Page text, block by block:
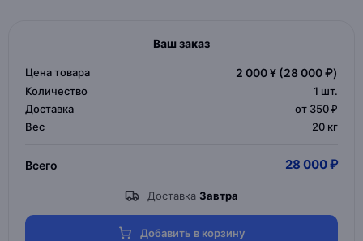
Ваш заказ
Цена товара 2 000 ¥ (28 000 ₽)
Количество 1 шт.
Доставка
от 350 ₽
Вес
20 кг
Всего 28 000 ₽
Доставка Завтра
Добавить в корзину